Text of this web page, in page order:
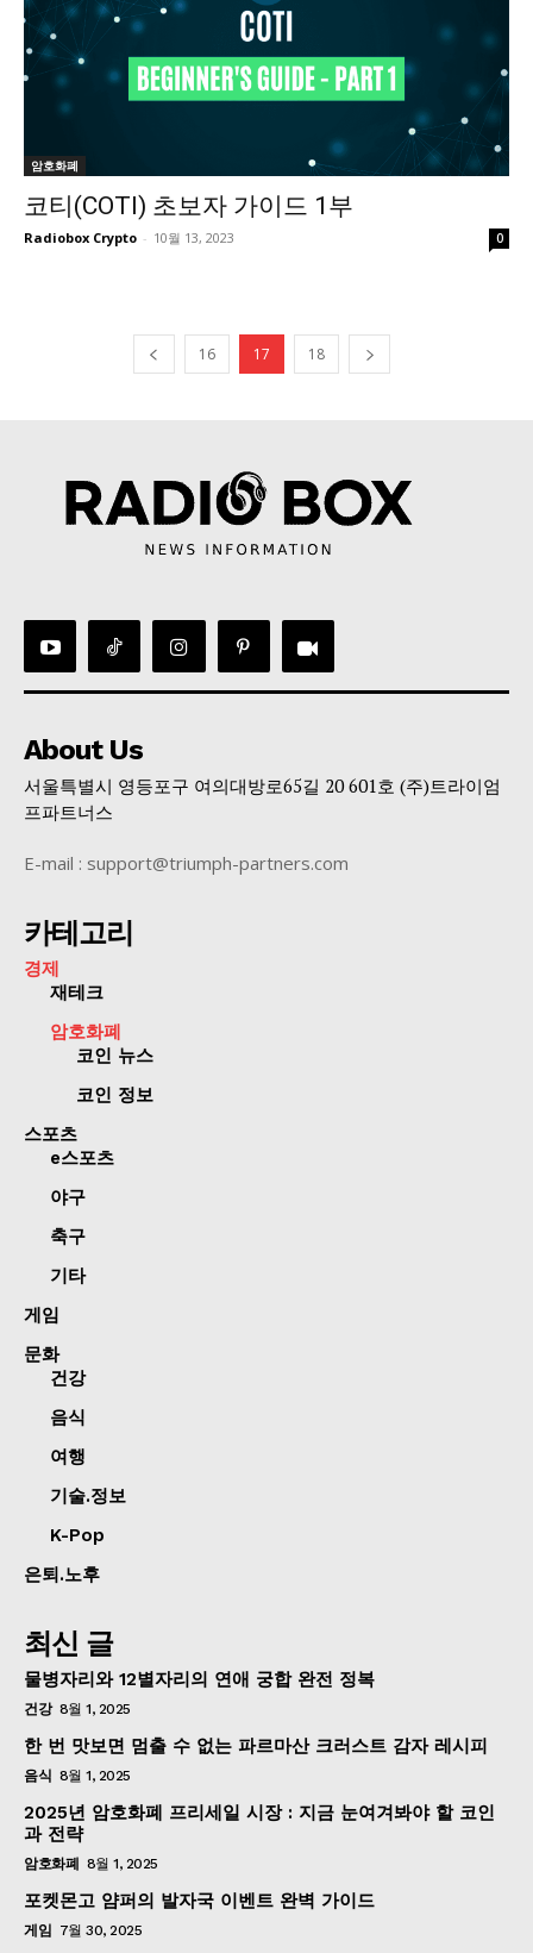
암호화폐
코티(COTI) 초보자 가이드 1부
Radiobox Crypto - 10월 13, 2023 0
16 17 18
About Us
서울특별시 영등포구 여의대방로65길 20 601호 (주)트라이엄
프파트너스
E-mail : support@triumph-partners.com
카테고리
경제
재테크
암호화폐
코인 뉴스
코인 정보
스포츠
e스포츠
야구
축구
기타
게임
문화
건강
음식
여행
기술.정보
K-Pop
은퇴.노후
최신 글
물병자리와 12별자리의 연애 궁합 완전 정복
건강 8월 1, 2025
한 번 맛보면 멈출 수 없는 파르마산 크러스트 감자 레시피
음식 8월 1, 2025
2025년 암호화폐 프리세일 시장 : 지금 눈여겨봐야 할 코인
과 전략
암호화폐 8월 1, 2025
포켓몬고 얌퍼의 발자국 이벤트 완벽 가이드
게임 7월 30, 2025